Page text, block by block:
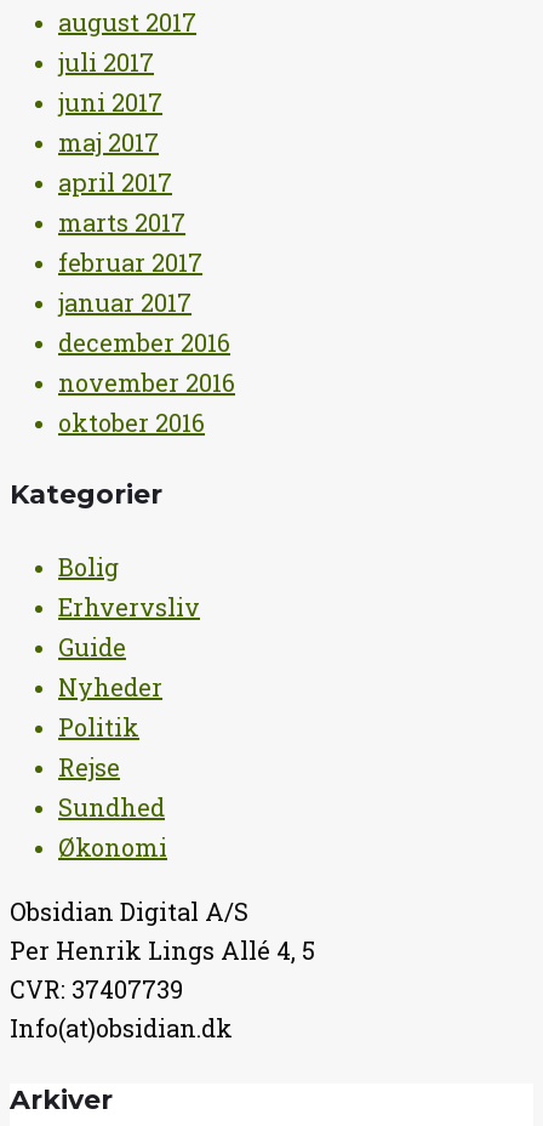
august 2017
juli 2017
juni 2017
maj 2017
april 2017
marts 2017
februar 2017
januar 2017
december 2016
november 2016
oktober 2016
Kategorier
Bolig
Erhvervsliv
Guide
Nyheder
Politik
Rejse
Sundhed
Økonomi
Obsidian Digital A/S
Per Henrik Lings Allé 4, 5
CVR: 37407739
Info(at)obsidian.dk
Arkiver